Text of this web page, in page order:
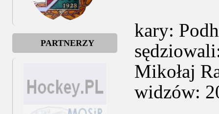
PARTNERZY
kary:
Mikołaj
widzów: